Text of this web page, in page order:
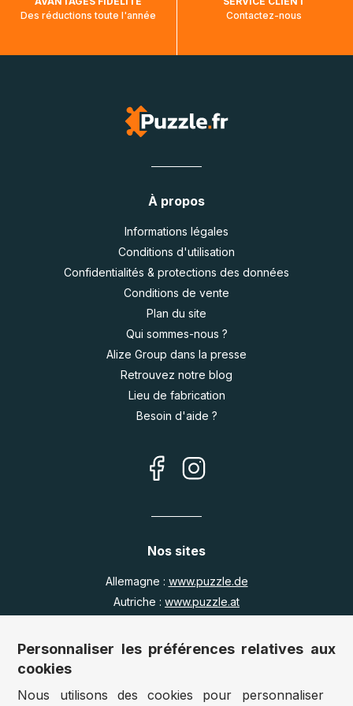
Des réductions toute l'année
Contactez-nous
À propos
Informations légales
Conditions d'utilisation
Confidentialités & protections des données
Conditions de vente
Plan du site
Qui sommes-nous ?
Alize Group dans la presse
Retrouvez notre blog
Lieu de fabrication
Besoin d'aide ?
Nos sites
Allemagne : www.puzzle.de
Autriche : www.puzzle.at
Royaume Uni :
www.jigsawpuzzle.co.uk
Accès revendeurs / détaillants
Personnaliser les préférences relatives aux
cookies
Nous utilisons des cookies pour personnaliser